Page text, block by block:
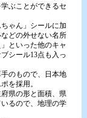
ぶことができるセ
ゃん」シールに加
どの外せない名所
といった他のキャ
シール13点も入っ
のもので、日本地
を採用。
県の形と面積、県
るので、地理の学